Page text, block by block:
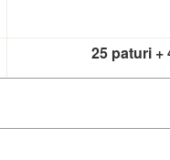
25 paturi